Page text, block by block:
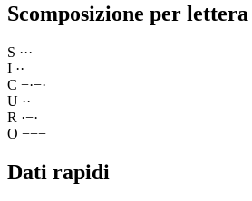
Scomposizione per lettera
S ···
I ··
C −·−·
U ··−
R ·−·
O −−−
Dati rapidi